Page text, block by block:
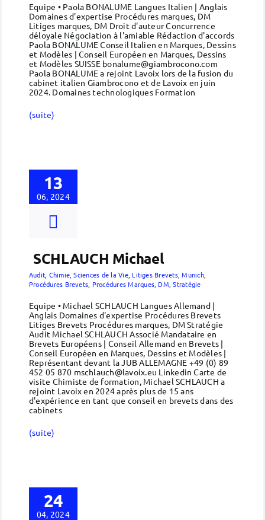
Equipe • Paola BONALUME Langues Italien | Anglais
Domaines d'expertise Procédures marques, DM
Litiges marques, DM Droit d'auteur Concurrence
déloyale Négociation à l'amiable Rédaction d'accords
Paola BONALUME Conseil Italien en Marques, Dessins
et Modèles | Conseil Européen en Marques, Dessins
et Modèles SUISSE bonalume@giambrocono.com
Paola BONALUME a rejoint Lavoix lors de la fusion du
cabinet italien Giambrocono et de Lavoix en juin
2024. Domaines technologiques Formation
(suite)
13
06, 2024
SCHLAUCH Michael
Audit Chimie, Sciences de la Vie, Litiges Brevets,Munich,
Procédures Brevets Procédures Marques, DM ,Stratégie
Equipe • Michael SCHLAUCH Langues Allemand |
Anglais Domaines d'expertise Procédures Brevets
Litiges Brevets Procédures marques, DM Stratégie
Audit Michael SCHLAUCH Associé Mandataire en
Brevets Européens | Conseil Allemand en Brevets |
Conseil Européen en Marques, Dessins et Modèles |
Représentant devant la JUB ALLEMAGNE +49 (0) 89
452 05 870 mschlauch@lavoix.eu Linkedin Carte de
visite Chimiste de formation, Michael SCHLAUCH a
rejoint Lavoix en 2024 après plus de 15 ans
d'expérience en tant que conseil en brevets dans des
cabinets
(suite)
24
04, 2024